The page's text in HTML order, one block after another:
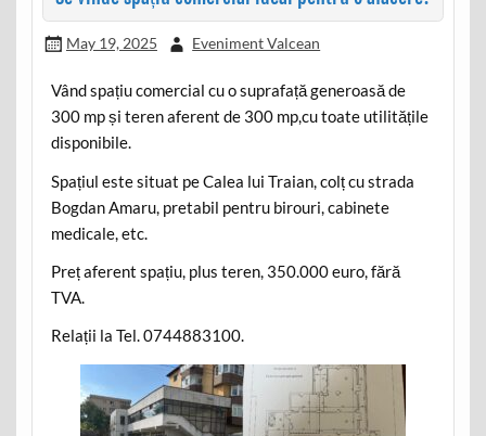
May 19, 2025 Eveniment Valcean
Vând spațiu comercial cu o suprafață generoasă de
300 mp și teren aferent de 300 mp,cu toate utilitățile
disponibile.
Spațiul este situat pe Calea lui Traian, colț cu strada
Bogdan Amaru, pretabil pentru birouri, cabinete
medicale, etc.
Preț aferent spațiu, plus teren, 350.000 euro, fără
TVA.
Relații la Tel. 0744883100.